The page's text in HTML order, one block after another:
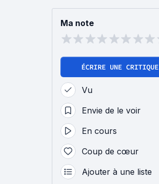
Ma note
ÉCRIRE UNE CRITIQUE
Vu
Envie de le voir
En cours
Coup de cœur
Ajouter à une liste